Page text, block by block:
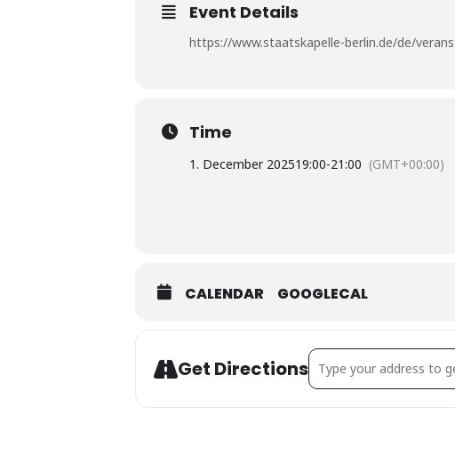
Event Details
https://www.staatskapelle-berlin.de/de/
Time
1. December 202519:00-21:00 (GMT+00:00)
CALENDAR GOOGLECAL
Get DirectionsAddress - Marc @